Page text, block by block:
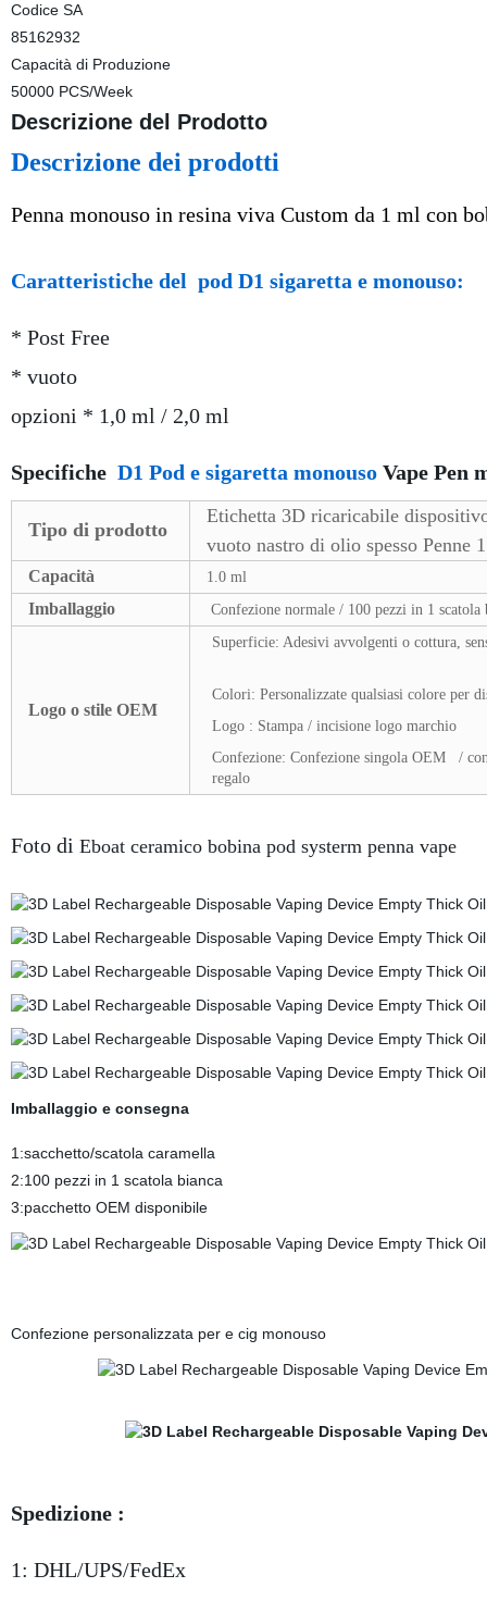
Codice SA
85162932
Capacità di Produzione
50000 PCS/Week
Descrizione del Prodotto
Descrizione dei prodotti
Penna monouso in resina viva Custom da 1 ml con
Caratteristiche del pod D1 sigaretta e monouso:
* Post Free
* vuoto
opzioni * 1,0 ml / 2,0 ml
Specifiche D1 Pod e sigaretta monousoVape Pen
Tipo di prodotto
Etichetta 3D ricaricabile
vuoto nastro di olio spesso Penne
Capacità 1.0 ml
Imballaggio Confezione normale / 100 pezzi in 1
Logo o stile OEM
Superficie: Adesivi avvolgenti o cottura,
Colori: Personalizzate qualsiasi colore per
Logo : Stampa / incisione logo marchio
Confezione: Confezione singola OEM /
regalo
Foto di Eboat ceramico bobina pod systerm penna vape
Imballaggio e consegna
1:sacchetto/scatola caramella
2:100 pezzi in 1 scatola bianca
3:pacchetto OEM disponibile
Confezione personalizzata per e cig monouso
Spedizione :
1: DHL/UPS/FedEx